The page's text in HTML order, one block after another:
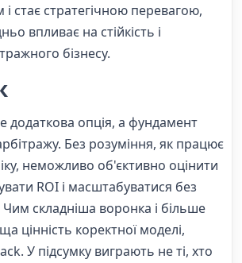
стає стратегічною перевагою,
впливає на стійкість і
бізнесу.
додаткова опція, а фундамент
Без розуміння, як працює
неможливо об'єктивно оцінити
ROI і масштабуватися без
складніша воронка і більше
цінність коректної моделі,
У підсумку виграють не ті, хто